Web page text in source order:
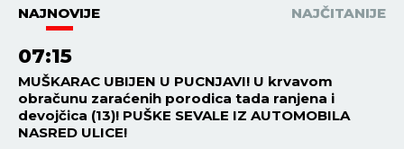
NAJNOVIJE NAJČITANIJE
07:15
MUŠKARAC UBIJEN U PUCNJAVI! U krvavom
obračunu zaraćenih porodica tada ranjena i
devojčica (13)! PUŠKE SEVALE IZ AUTOMOBILA
NASRED ULICE!